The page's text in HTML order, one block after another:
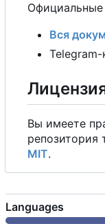
Вся
Telegram-
Вы имеете
репозитория
MIT.
Languages